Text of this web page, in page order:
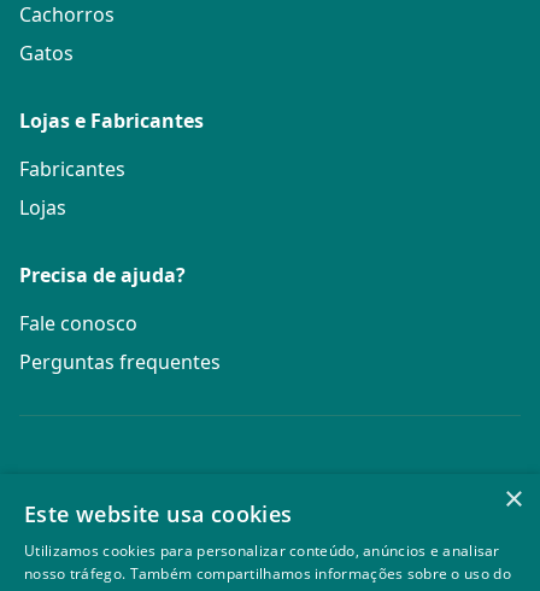
Cachorros
Gatos
Lojas e Fabricantes
Fabricantes
Lojas
Precisa de ajuda?
Fale conosco
Perguntas frequentes
PetCerto é uma marca da empresa Line Brasil
Comparadores Ltda.
CNPJ 07.153.627/0001-21
×
Este website usa cookies
Utilizamos cookies para personalizar conteúdo, anúncios e analisar
nosso tráfego. Também compartilhamos informações sobre o uso do